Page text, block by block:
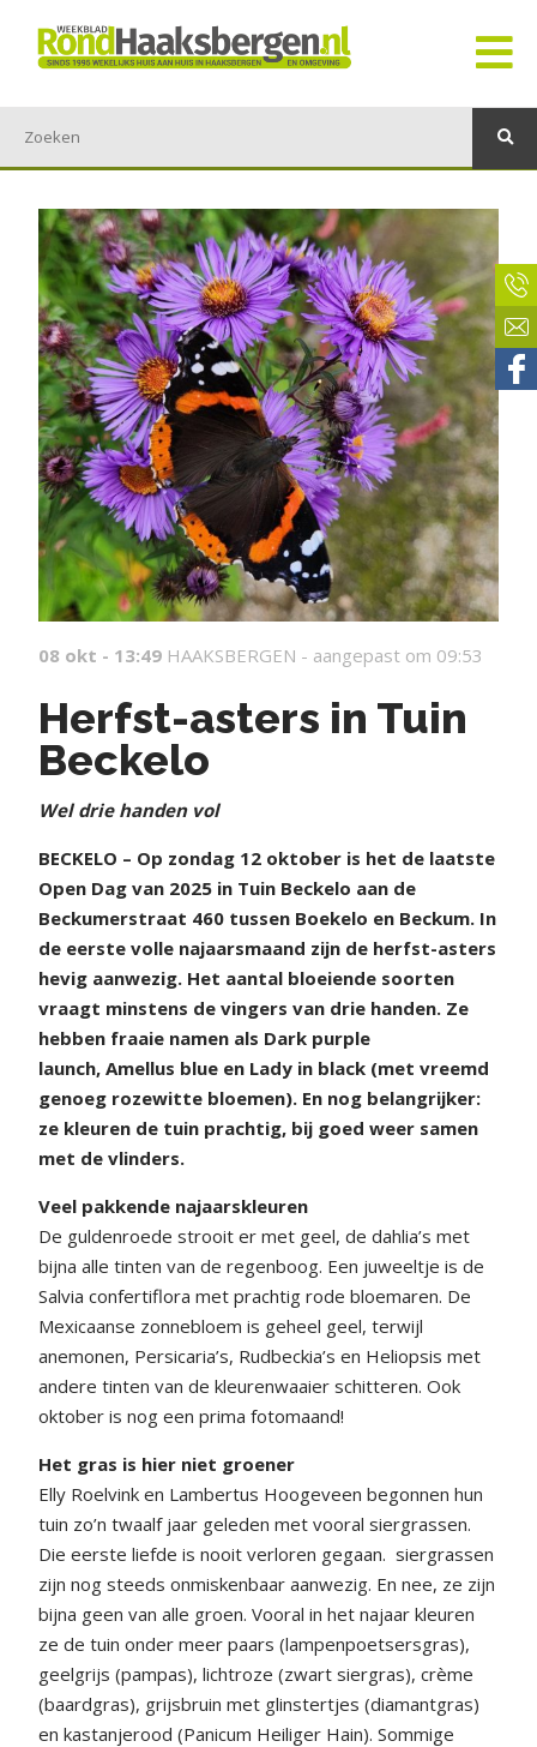
08 okt - 13:49 HAAKSBERGEN - aangepast om 09:53
Herfst-asters in Tuin
Beckelo
Wel drie handen vol
BECKELO – Op zondag 12 oktober is het de laatste
Open Dag van 2025 in Tuin Beckelo aan de
Beckumerstraat 460 tussen Boekelo en Beckum. In
de eerste volle najaarsmaand zijn de herfst-asters
hevig aanwezig. Het aantal bloeiende soorten
vraagt minstens de vingers van drie handen. Ze
hebben fraaie namen als Dark purple
launch, Amellus blue en Lady in black (met vreemd
genoeg rozewitte bloemen). En nog belangrijker:
ze kleuren de tuin prachtig, bij goed weer samen
met de vlinders.
Veel pakkende najaarskleuren
De guldenroede strooit er met geel, de dahlia’s met
bijna alle tinten van de regenboog. Een juweeltje is de
Salvia confertiflora met prachtig rode bloemaren. De
Mexicaanse zonnebloem is geheel geel, terwijl
anemonen, Persicaria’s, Rudbeckia’s en Heliopsis met
andere tinten van de kleurenwaaier schitteren. Ook
oktober is nog een prima fotomaand!
Het gras is hier niet groener
Elly Roelvink en Lambertus Hoogeveen begonnen hun
tuin zo’n twaalf jaar geleden met vooral siergrassen.
Die eerste liefde is nooit verloren gegaan. siergrassen
zijn nog steeds onmiskenbaar aanwezig. En nee, ze zijn
bijna geen van alle groen. Vooral in het najaar kleuren
ze de tuin onder meer paars (lampenpoetsersgras),
geelgrijs (pampas), lichtroze (zwart siergras), crème
(baardgras), grijsbruin met glinstertjes (diamantgras)
en kastanjerood (Panicum Heiliger Hain). Sommige